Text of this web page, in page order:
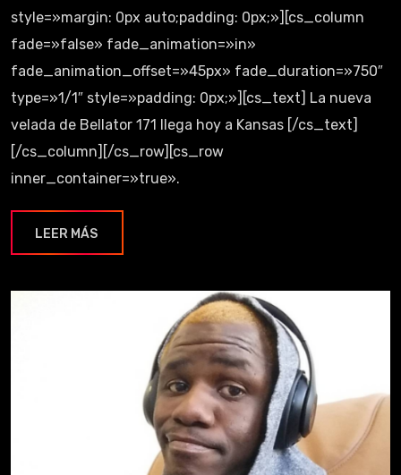
style=»margin: 0px auto;padding: 0px;»][cs_column
fade=»false» fade_animation=»in»
fade_animation_offset=»45px» fade_duration=»750″
type=»1/1″ style=»padding: 0px;»][cs_text] La nueva
velada de Bellator 171 llega hoy a Kansas [/cs_text]
[/cs_column][/cs_row][cs_row
inner_container=»true».
LEER MÁS